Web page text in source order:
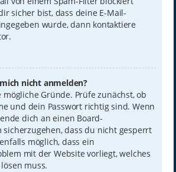
sicher bist, dass deine E-Mail-
wurde, dann kontaktiere
nicht anmelden?
mögliche Gründe. Prüfe zunächst, ob
und dein Passwort richtig sind. Wenn
dich an einen Board-
dass du nicht gesperrt
möglich, dass ein
mit der Website vorliegt, welches
muss.